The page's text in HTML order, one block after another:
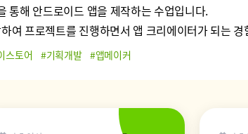
통해 안드로이드 앱을 제작하는 수업입니다.
여 프로젝트를 진행하면서 앱 크리에이터가 되는
스토어 #기획개발 #앱메이커